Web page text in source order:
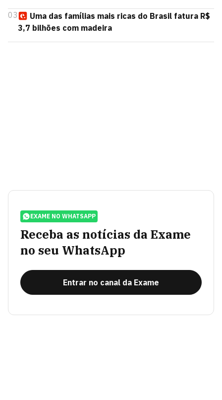
03
Uma das famílias mais ricas do Brasil fatura R$
3,7 bilhões com madeira
EXAME NO WHATSAPP
Receba as notícias da Exame
no seu WhatsApp
Entrar no canal da Exame